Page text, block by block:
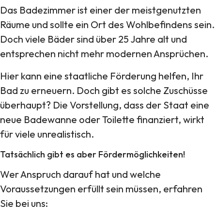
Das Badezimmer ist einer der meistgenutzten
Räume und sollte ein Ort des Wohlbefindens sein.
Doch viele Bäder sind über 25 Jahre alt und
entsprechen nicht mehr modernen Ansprüchen.
Hier kann eine staatliche Förderung helfen, Ihr
Bad zu erneuern. Doch gibt es solche Zuschüsse
überhaupt? Die Vorstellung, dass der Staat eine
neue Badewanne oder Toilette finanziert, wirkt
für viele unrealistisch.
Tatsächlich gibt es aber Fördermöglichkeiten!
Wer Anspruch darauf hat und welche
Voraussetzungen erfüllt sein müssen, erfahren
Sie bei uns: